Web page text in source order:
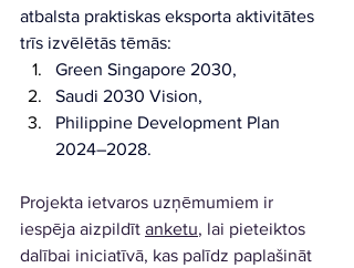
atbalsta praktiskas eksporta aktivitātes
trīs izvēlētās tēmās:
Green Singapore 2030,
Saudi 2030 Vision,
Philippine Development Plan
2024–2028.
Projekta ietvaros uzņēmumiem ir
iespēja aizpildīt anketu, lai pieteiktos
dalībai iniciatīvā, kas palīdz paplašināt